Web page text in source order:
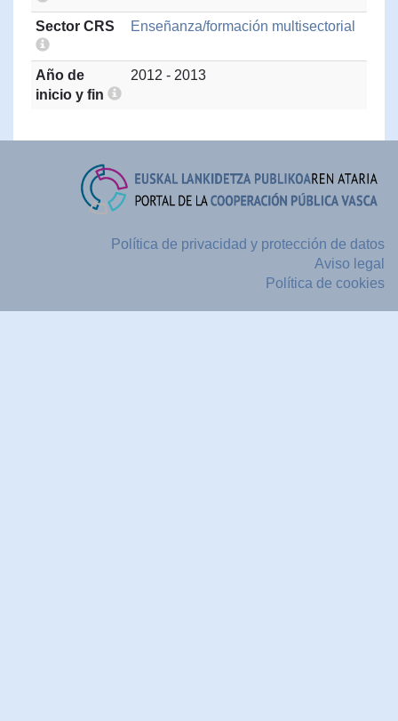
Sector CRS Enseñanza/formación multisectorial
Año de
inicio y fin
2012 - 2013
Política de privacidad y protección de datos
Aviso legal
Política de cookies